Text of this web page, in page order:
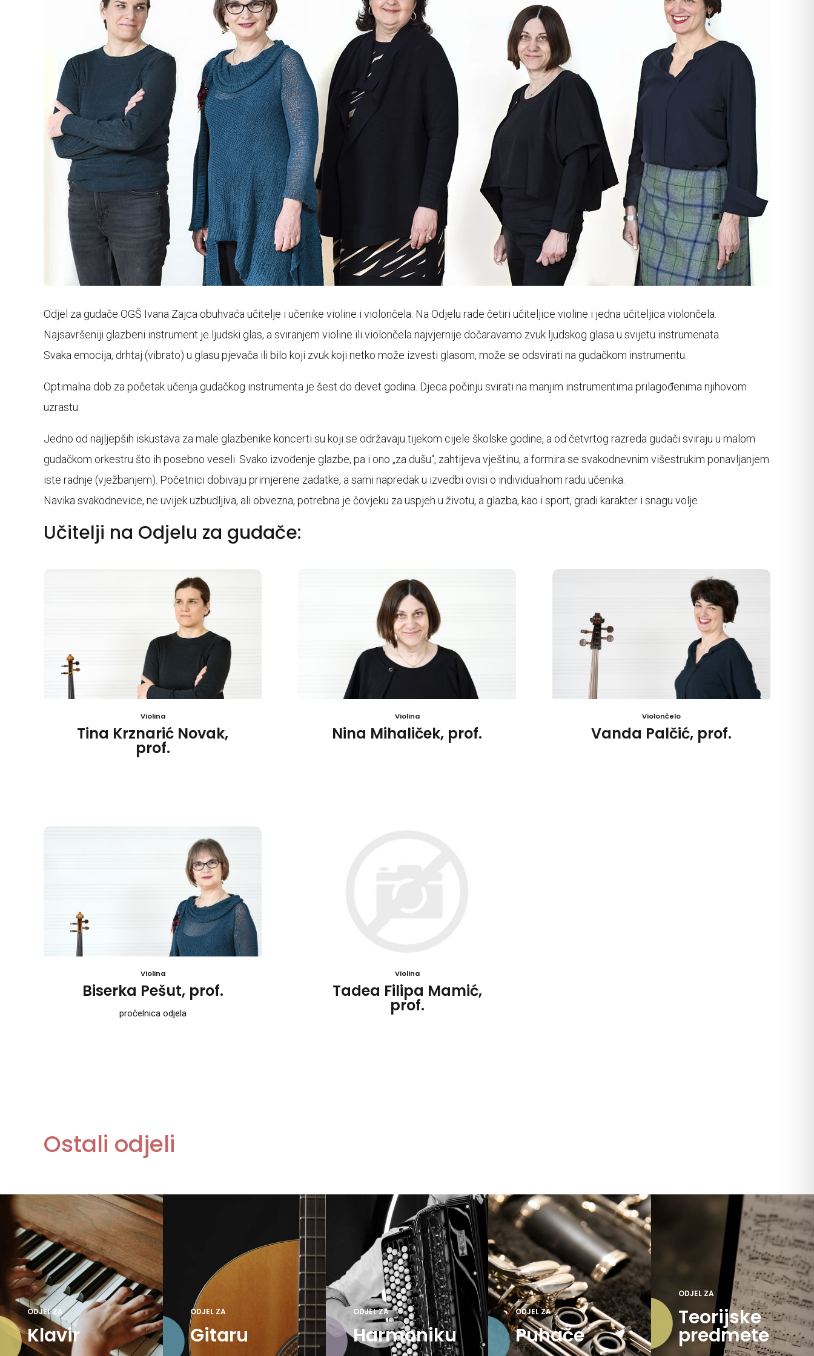
Odjel za gudače OGŠ Ivana Zajca obuhvaća učitelje i učenike violine i violončela. Na Odjelu rade četiri učiteljice violine i jedna učiteljica violončela.
Najsavršeniji glazbeni instrument je ljudski glas, a sviranjem violine ili violončela najvjernije dočaravamo zvuk ljudskog glasa u svijetu instrumenata.
Svaka emocija, drhtaj (vibrato) u glasu pjevača ili bilo koji zvuk koji netko može izvesti glasom, može se odsvirati na gudačkom instrumentu.
Optimalna dob za početak učenja gudačkog instrumenta je šest do devet godina. Djeca počinju svirati na manjim instrumentima prilagođenima njihovom
uzrastu.
Jedno od najljepših iskustava za male glazbenike koncerti su koji se održavaju tijekom cijele školske godine, a od četvrtog razreda gudači sviraju u malom
gudačkom orkestru što ih posebno veseli. Svako izvođenje glazbe, pa i ono „za dušu“, zahtijeva vještinu, a formira se svakodnevnim višestrukim ponavljanjem
iste radnje (vježbanjem). Početnici dobivaju primjerene zadatke, a sami napredak u izvedbi ovisi o individualnom radu učenika.
Navika svakodnevice, ne uvijek uzbudljiva, ali obvezna, potrebna je čovjeku za uspjeh u životu, a glazba, kao i sport, gradi karakter i snagu volje.
Učitelji na Odjelu za gudače:
Violina
Tina Krznarić Novak,
prof.
Violina
Nina Mihaliček, prof.
Violončelo
Vanda Palčić, prof.
Violina
Biserka Pešut, prof.
pročelnica odjela
Violina
Tadea Filipa Mamić,
prof.
Ostali odjeli
ODJEL ZA
Klavir
ODJEL ZA
Gitaru
ODJEL ZA
Harmoniku
ODJEL ZA
Puhače
ODJEL ZA
Teorijske
predmete